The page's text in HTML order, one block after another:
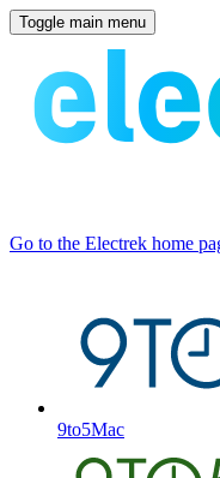
Toggle main menu
Go to the Electrek home
9to5Mac